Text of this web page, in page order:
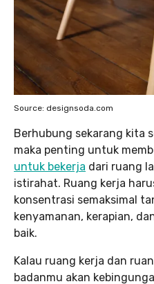
Source: designsoda.com
Berhubung sekarang kita
maka penting untuk
untuk bekerja dari ruang
istirahat. Ruang kerja
konsentrasi semaksimal
kenyamanan, kerapian,
baik.
Kalau ruang kerja dan
badanmu akan